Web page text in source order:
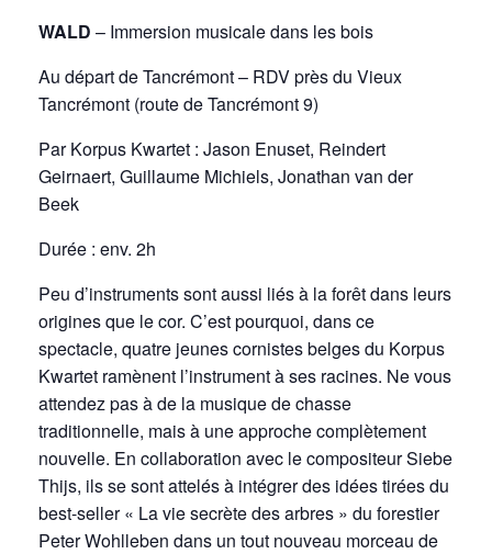
WALD – Immersion musicale dans les bois
Au départ de Tancrémont – RDV près du Vieux
Tancrémont (route de Tancrémont 9)
Par Korpus Kwartet : Jason Enuset, Reindert
Geirnaert, Guillaume Michiels, Jonathan van der
Beek
Durée : env. 2h
Peu d’instruments sont aussi liés à la forêt dans leurs
origines que le cor. C’est pourquoi, dans ce
spectacle, quatre jeunes cornistes belges du Korpus
Kwartet ramènent l’instrument à ses racines. Ne vous
attendez pas à de la musique de chasse
traditionnelle, mais à une approche complètement
nouvelle. En collaboration avec le compositeur Siebe
Thijs, ils se sont attelés à intégrer des idées tirées du
best-seller « La vie secrète des arbres » du forestier
Peter Wohlleben dans un tout nouveau morceau de